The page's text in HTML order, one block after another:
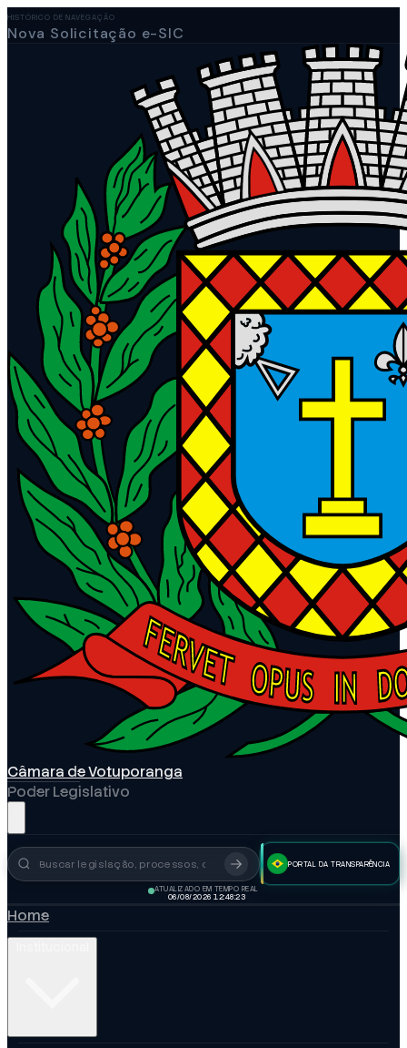
HISTÓRICO DE NAVEGAÇÃO
Nova Solicitação e-SIC
Câmara de Votuporanga
Poder Legislativo
Busca no portal PORTAL DA TRANSPARÊNCIA
ATUALIZADO EM TEMPO REAL
06/08/2026 12:48:24
Home